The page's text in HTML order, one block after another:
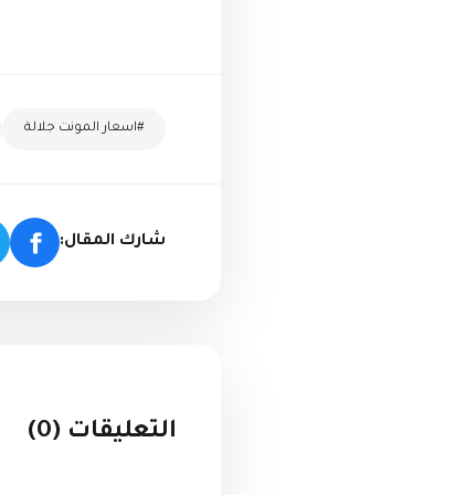
#اسعار المونت جلالة
شارك المقال:
التعليقات (0)